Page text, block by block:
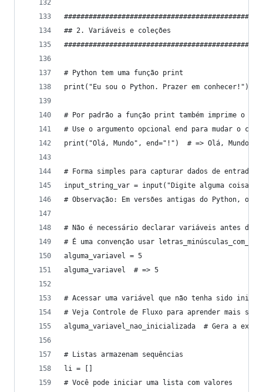
## 2. Variáveis e coleções
# Python tem uma função print
print("Eu sou o Python. Prazer em conhecer!")  #
# Por padrão a função print também imprime o
# Use o argumento opcional end para mudar o
print("Olá, Mundo", end="!")  # => Olá, Mundo!
# Forma simples para capturar dados de entrada
input_string_var = input("Digite alguma coisa:
# Observação: Em versões antigas do Python, o
# Não é necessário declarar variáveis antes de
# É uma convenção usar
alguma_variavel = 5
alguma_variavel  # => 5
# Acessar uma variável que não tenha sido
# Veja Controle de Fluxo para aprender mais
alguma_variavel_nao_inicializada  # Gera a
# Listas armazenam sequências
li = []
# Você pode iniciar uma lista com valores